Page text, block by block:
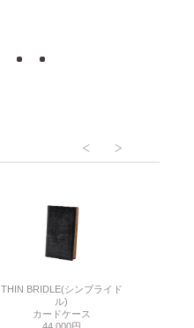
THIN BRIDLE(シンブライド
ル)
カードケース